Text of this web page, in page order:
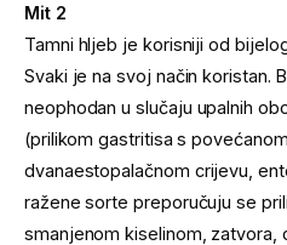
Mit 2
Tamni hljeb je korisniji od
Svaki je na svoj način koristan.
neophodan u slučaju upalnih
(prilikom gastritisa s
dvanaestopalačnom crijevu,
ražene sorte preporučuju se
smanjenom kiselinom, zatvora,